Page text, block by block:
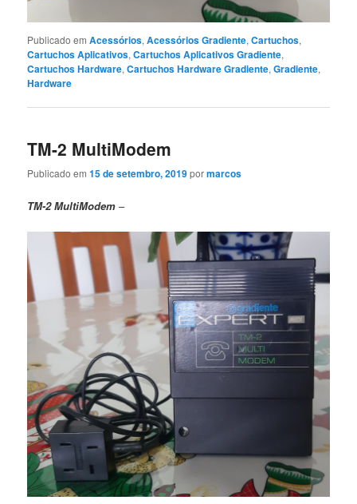
Publicado em Acessórios,Acessórios Gradiente,Cartuchos,
Cartuchos Aplicativos,Cartuchos Aplicativos Gradiente,
Cartuchos Hardware,Cartuchos Hardware Gradiente,Gradiente,
Hardware
TM-2 MultiModem
Publicado em15 de setembro, 2019pormarcos
TM-2 MultiModem –